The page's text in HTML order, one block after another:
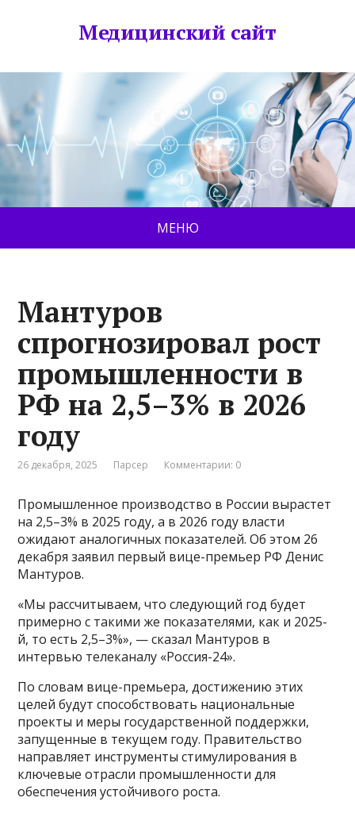
Медицинский сайт
МЕНЮ
Мантуров
спрогнозировал рост
промышленности в
РФ на 2,5–3% в 2026
году
26 декабря, 2025 Парсер Комментарии: 0
Промышленное производство в России вырастет
на 2,5–3% в 2025 году, а в 2026 году власти
ожидают аналогичных показателей. Об этом 26
декабря заявил первый вице-премьер РФ Денис
Мантуров.
«Мы рассчитываем, что следующий год будет
примерно с такими же показателями, как и 2025-
й, то есть 2,5–3%», — сказал Мантуров в
интервью телеканалу «Россия-24».
По словам вице-премьера, достижению этих
целей будут способствовать национальные
проекты и меры государственной поддержки,
запущенные в текущем году. Правительство
направляет инструменты стимулирования в
ключевые отрасли промышленности для
обеспечения устойчивого роста.